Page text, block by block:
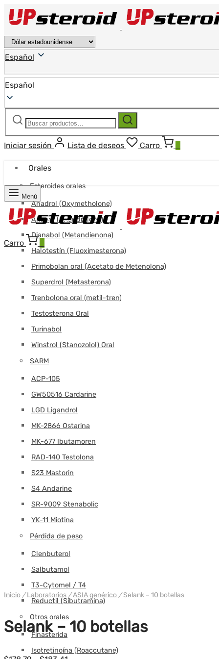
Español
Español
Buscar: Buscar
Iniciar sesión Lista de deseos Carro
Orales
Esteroides orales
Anadrol (Oxymetholone)
Anavar (Oxandrolona)
Dianabol (Metandienona)
Halotestín (Fluoximesterona)
Primobolan oral (Acetato de Metenolona)
Superdrol (Metasterona)
Trenbolona oral (metil-tren)
Testosterona Oral
Turinabol
Winstrol (Stanozolol) Oral
SARM
ACP-105
GW50516 Cardarine
LGD Ligandrol
MK-2866 Ostarina
MK-677 Ibutamoren
RAD-140 Testolona
S23 Mastorin
S4 Andarine
SR-9009 Stenabolic
YK-11 Miotina
Pérdida de peso
Clenbuterol
Salbutamol
T3-Cytomel / T4
Reductil (Sibutramina)
Otros orales
Finasterida
Isotretinoína (Roaccutane)
Menú
Carro
Inicio / Laboratorios /ASIA genérico /Selank – 10 botellas
Selank – 10 botellas